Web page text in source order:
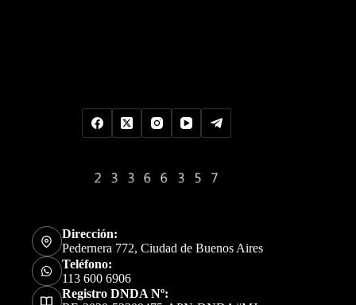
Dirección:
Pedernera 772, Ciudad de Buenos Aires
Teléfono:
113 600 6906
Registro DNDA Nº: